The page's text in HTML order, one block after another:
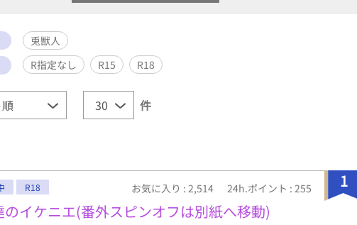
兎獣人
R指定なし R15 R18
件
1
R18 お気に入り : 2,514 24h.ポイント : 255
のイケニエ(番外スピンオフは別紙へ移動)